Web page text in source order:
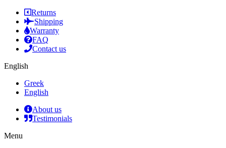
Returns
Shipping
Warranty
FAQ
Contact us
English
Greek
English
About us
Testimonials
Menu